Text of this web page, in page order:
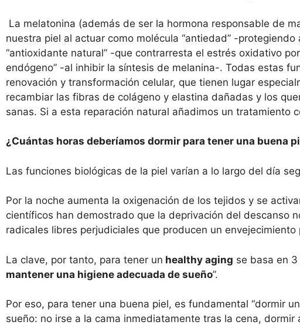
La melatonina (además de ser la hormona responsable de
nuestra piel al actuar como molécula “antiedad” -
“antioxidante natural” -que contrarresta el estrés oxidativo
endógeno” -al inhibir la síntesis de melanina-. Todas estas
renovación y transformación celular, que tienen lugar
recambiar las fibras de colágeno y elastina dañadas y los
sanas. Si a esta reparación natural añadimos un tratamiento
¿Cuántas horas deberíamos dormir para tener una buena
Las funciones biológicas de la piel varían a lo largo del día
Por la noche aumenta la oxigenación de los tejidos y se
científicos han demostrado que la deprivación del descanso
radicales libres perjudiciales que producen un envejecimiento
La clave, por tanto, para tener un healthy aging se basa en
mantener una higiene adecuada de sueño”.
Por eso, para tener una buena piel, es fundamental “dormir
sueño: no irse a la cama inmediatamente tras la cena,